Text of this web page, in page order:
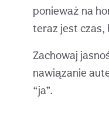
ponieważ na
teraz jest czas,
Zachowaj
nawiązanie
“ja”.